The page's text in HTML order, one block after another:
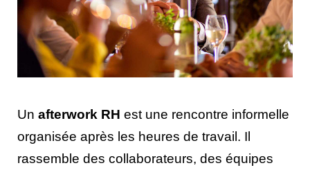
Un afterwork RH est une rencontre informelle
organisée après les heures de travail. Il
rassemble des collaborateurs, des équipes